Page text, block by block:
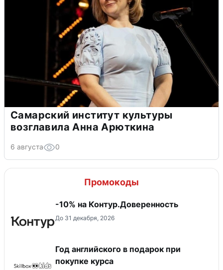
Самарский институт культуры
возглавила Анна Арюткина
6 августа 0
Промокоды
-10% на Контур.Доверенность
До 31 декабря, 2026
Год английского в подарок при
покупке курса